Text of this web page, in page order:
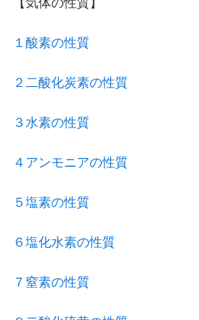
【気体の性質】
１酸素の性質
２二酸化炭素の性質
３水素の性質
４アンモニアの性質
５塩素の性質
６塩化水素の性質
７窒素の性質